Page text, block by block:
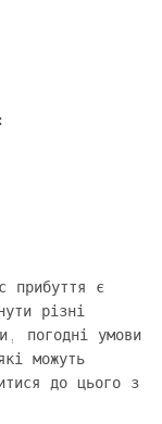
прибуття є
різні
погодні умови
можуть
до цього з